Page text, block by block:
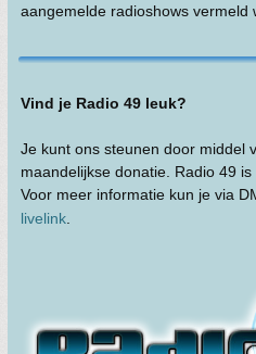
aangemelde radioshows vermeld
Vind je Radio 49 leuk?
Je kunt ons steunen door middel
maandelijkse donatie. Radio 49
Voor meer informatie kun je via
livelink